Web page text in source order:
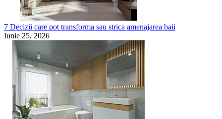
7 Decizii care pot transforma sau strica amenajarea baii
Iunie 25, 2026